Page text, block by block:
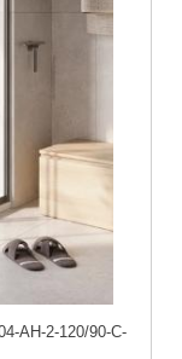
AH-2-120/90-C-